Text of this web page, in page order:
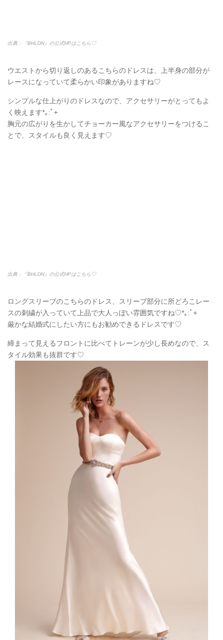
く映えます*｡:ﾟ+
とで、スタイルも良く見えます♡
ロングスリーブのこちらのドレス、スリーブ部分に所どろこレー
スの刺繍が入っていて上品で大人っぽい雰囲気ですね♡*｡:ﾟ+